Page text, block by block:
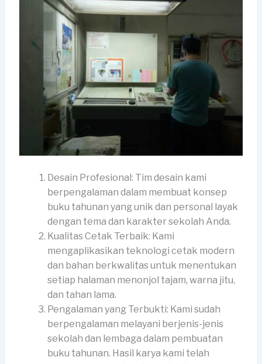
Desain Profesional: Tim desain kami
berpengalaman dalam membuat konsep
buku tahunan yang unik dan personal layak
dengan tema dan karakter sekolah Anda.
Kualitas Cetak Terbaik: Kami
mengaplikasikan teknologi cetak modern
dan bahan berkwalitas untuk menentukan
setiap halaman menonjol tajam, warna jitu,
dan tahan lama.
Pengalaman yang Terbukti: Kami sudah
berpengalaman melayani berjenis-jenis
sekolah dan lembaga dalam pembuatan
buku tahunan. Hasil karya kami telah